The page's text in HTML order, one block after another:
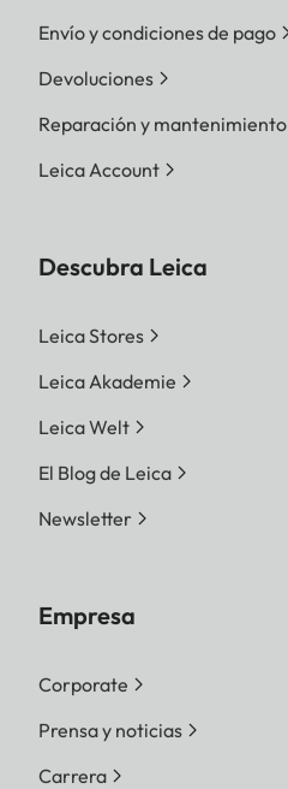
Envío y condiciones de pago
Devoluciones
Reparación y mantenimiento
Leica Account
Descubra Leica
Leica Stores
Leica Akademie
Leica Welt
El Blog de Leica
Newsletter
Empresa
Corporate
Prensa y noticias
Carrera